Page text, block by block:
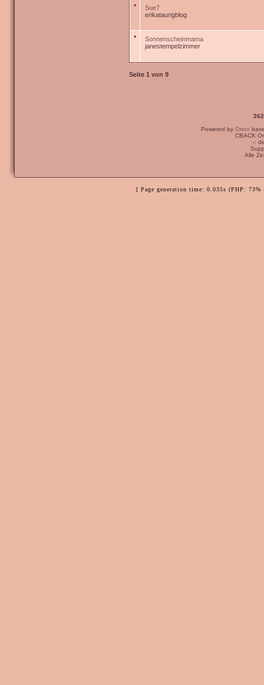
•
Sue7
erikataurigblog
•
Sonnenscheinmama
janestempelzimmer
Seite 1 von 9
Powered by Orion
CBACK
:-:
Alle
[ Page generation time: 0.035s (PHP: